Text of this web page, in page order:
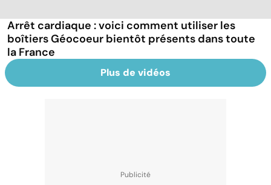
Arrêt cardiaque : voici comment utiliser les
boîtiers Géocoeur bientôt présents dans toute
la France
Plus de vidéos